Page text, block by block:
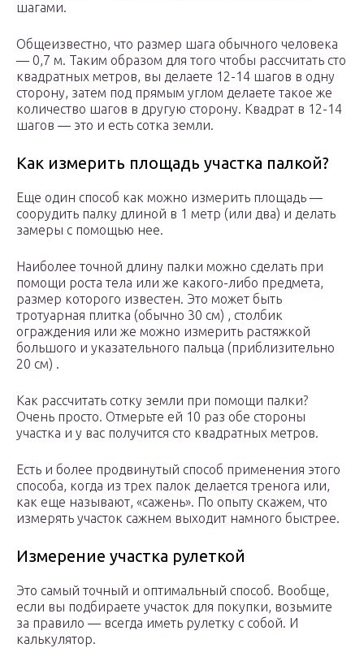
шагами.
Общеизвестно, что размер шага обычного человека
— 0,7 м. Таким образом для того чтобы рассчитать сто
квадратных метров, вы делаете 12-14 шагов в одну
сторону, затем под прямым углом делаете такое же
количество шагов в другую сторону. Квадрат в 12-14
шагов — это и есть сотка земли.
Как измерить площадь участка палкой?
Еще один способ как можно измерить площадь —
соорудить палку длиной в 1 метр (или два) и делать
замеры с помощью нее.
Наиболее точной длину палки можно сделать при
помощи роста тела или же какого-либо предмета,
размер которого известен. Это может быть
тротуарная плитка (обычно 30 см) , столбик
ограждения или же можно измерить растяжкой
большого и указательного пальца (приблизительно
20 см) .
Как рассчитать сотку земли при помощи палки?
Очень просто. Отмерьте ей 10 раз обе стороны
участка и у вас получится сто квадратных метров.
Есть и более продвинутый способ применения этого
способа, когда из трех палок делается тренога или,
как еще называют, «сажень». По опыту скажем, что
измерять участок сажнем выходит намного быстрее.
Измерение участка рулеткой
Это самый точный и оптимальный способ. Вообще,
если вы подбираете участок для покупки, возьмите
за правило — всегда иметь рулетку с собой. И
калькулятор.